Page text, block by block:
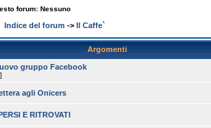
forum: Nessuno
Indice del forum -> Il Caffe`
Argomenti
gruppo Facebook
]
agli Onicers
E RITROVATI